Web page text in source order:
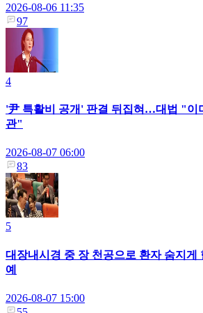
2026-08-06 11:35
97
4
'尹 특활비 공개' 판결 뒤집혀…대법 "이
관"
2026-08-07 06:00
83
5
대장내시경 중 장 천공으로 환자 숨지게
예
2026-08-07 15:00